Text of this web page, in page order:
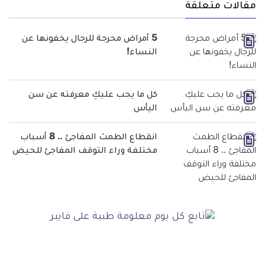
مقالات متعلقة
5 أمراض محرجة للرجال يخفونها عن
النساء!
كل ما يجب عليكِ معرفته عن سن
اليأس
انقطاع الطمث المفاجئ .. 8 أسباب
مختلفة وراء التوقف المفاجئ للحيض